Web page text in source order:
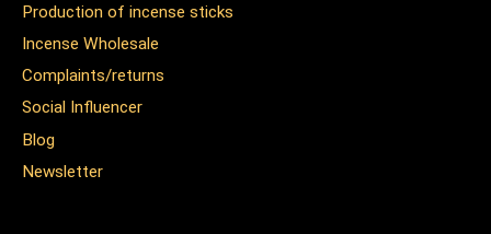
Production of incense sticks
Incense Wholesale
Complaints/returns
Social Influencer
Blog
Newsletter